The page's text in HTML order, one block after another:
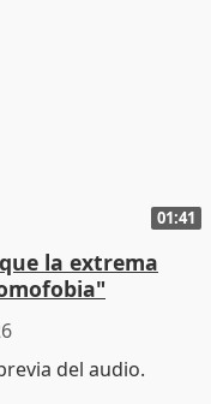
01:41
la extrema